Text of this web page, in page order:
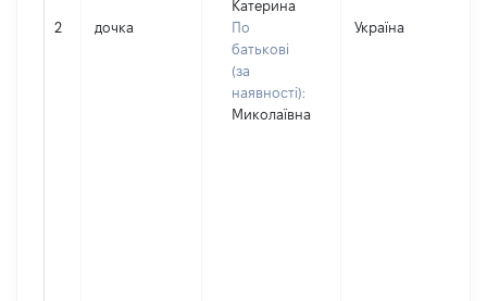
2 дочка
Катерина
По
батькові
(за
наявності):
Миколаївна
Україна